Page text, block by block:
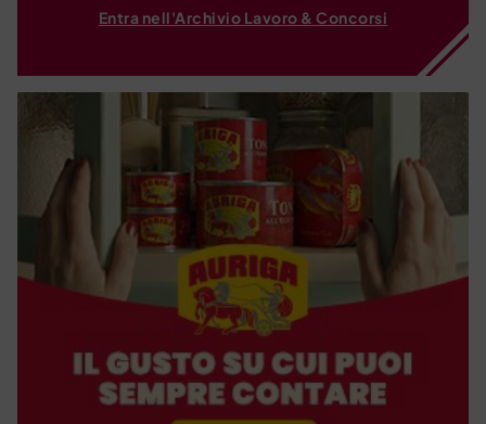
Entra nell'Archivio Lavoro & Concorsi